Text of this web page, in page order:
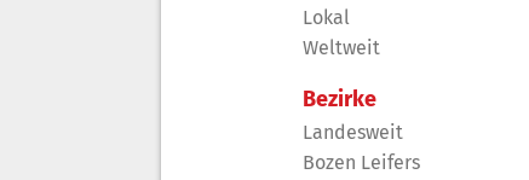
Lokal
Weltweit
Bezirke
Landesweit
Bozen Leifers